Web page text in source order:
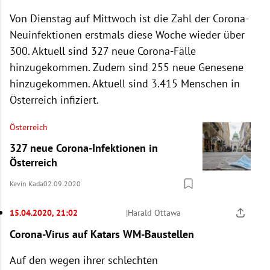
Erforschung von
Medikamenten
mehr dazu
Schulen offen
mehr dazu
Wiener Patient
China
mehr dazu
Weißrussland
zwei
Billionen Dollar schweres Konjunkturpaket
mehr dazu
mehr dazu hier
Olympische Spiele
mehr
mehr dazu hier
mehr Infos
EU
Außengrenzen
Von Dienstag auf Mittwoch ist die Zahl der Corona-
Neuinfektionen erstmals diese Woche wieder über
300. Aktuell sind 327 neue Corona-Fälle
hinzugekommen. Zudem sind 255 neue Genesene
hinzugekommen. Aktuell sind 3.415 Menschen in
Österreich infiziert.
Österreich
327 neue Corona-Infektionen in
Österreich
Kevin Kada02.09.2020
15.04.2020, 21:02 |Harald Ottawa
Corona-Virus auf Katars WM-Baustellen
Auf den wegen ihrer schlechten